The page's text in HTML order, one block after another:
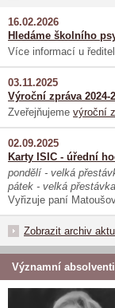
16.02.2026
Hledáme školního
Více informací u
03.11.2025
Výroční zpráva 2024-
Zveřejňujeme výroční
02.09.2025
Karty ISIC - úřední
pondělí - velká
pátek - velká přestávka
Vyřizuje paní
Zobrazit archiv
Významní absolventi